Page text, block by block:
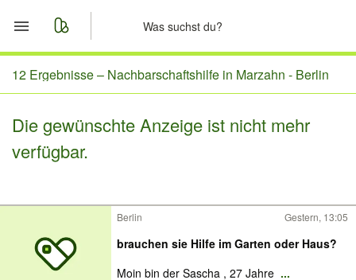
Start
Nachrichten
12 Ergebnisse – Nachbarschaftshilfe in Marzahn - Berlin
Die gewünschte Anzeige ist nicht mehr
verfügbar.
Berlin Gestern, 13:05
brauchen sie Hilfe im Garten oder Haus?
Moin bin der Sascha , 27 Jahre ...